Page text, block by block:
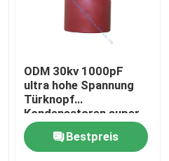
ODM 30kv 1000pF
ultra hohe Spannung
Türknopf
Kondensatoren super
kleine Größe
Bestpreis